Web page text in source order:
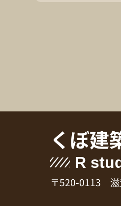
くぼ建
R
〒520-0113 滋